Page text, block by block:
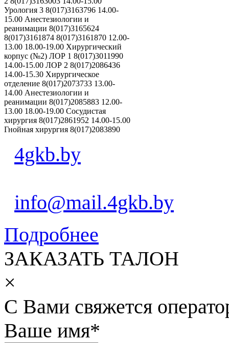
Урология 3 8(017)3163796 14.00-
15.00 Анестезиологии и
реанимации 8(017)3165624
8(017)3161874 8(017)3161870 12.00-
13.00 18.00-19.00 Хирургический
корпус (№2) ЛОР 1 8(017)3011990
14.00-15.00 ЛОР 2 8(017)2086436
14.00-15.30 Хирургическое
отделение 8(017)2073733 13.00-
14.00 Анестезиологии и
реанимации 8(017)2085883 12.00-
13.00 18.00-19.00 Сосудистая
хирургия 8(017)2861952 14.00-15.00
Гнойная хирургия 8(017)2083890
4gkb.by
info@mail.4gkb.by
Подробнее
ЗАКАЗАТЬ ТАЛОН
×
С Вами свяжется
Ваше имя*